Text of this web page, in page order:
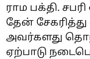
ராம பக்தி.
தேன்
அவர்களது
ஏற்பாடு